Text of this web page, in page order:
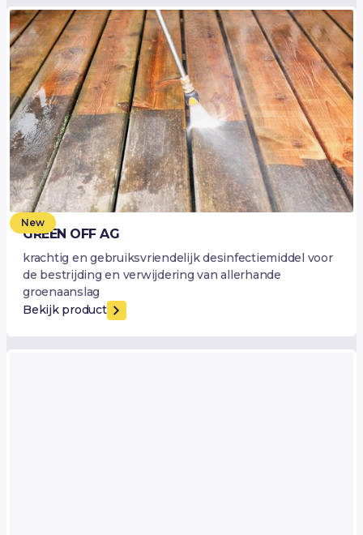
New
GREEN OFF AG
krachtig en gebruiksvriendelijk desinfectiemiddel voor
de bestrijding en verwijdering van allerhande
groenaanslag
Bekijk product